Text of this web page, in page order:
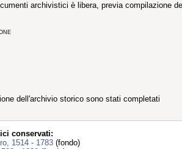
archivistici è libera, previa compilazione
dell'archivio storico sono stati completati
conservati:
1514 - 1783 (fondo)